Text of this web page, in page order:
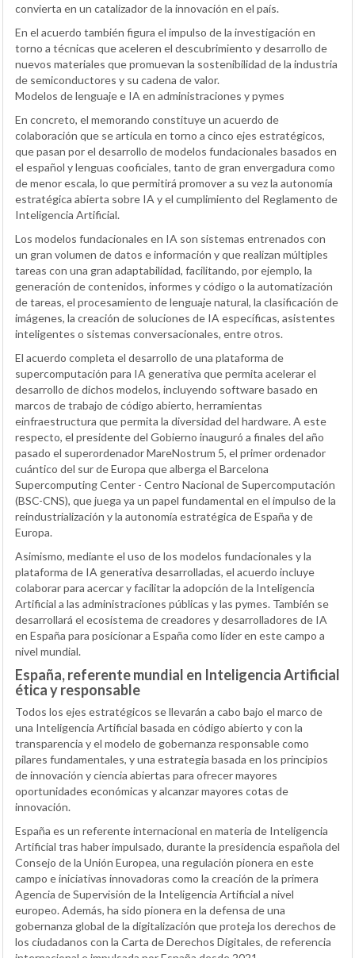
convierta en un catalizador de la innovación en el país.
En el acuerdo también figura el impulso de la investigación en
torno a técnicas que aceleren el descubrimiento y desarrollo de
nuevos materiales que promuevan la sostenibilidad de la industria
de semiconductores y su cadena de valor.
Modelos de lenguaje e IA en administraciones y pymes
En concreto, el memorando constituye un acuerdo de
colaboración que se articula en torno a cinco ejes estratégicos,
que pasan por el desarrollo de modelos fundacionales basados en
el español y lenguas cooficiales, tanto de gran envergadura como
de menor escala, lo que permitirá promover a su vez la autonomía
estratégica abierta sobre IA y el cumplimiento del Reglamento de
Inteligencia Artificial.
Los modelos fundacionales en IA son sistemas entrenados con
un gran volumen de datos e información y que realizan múltiples
tareas con una gran adaptabilidad, facilitando, por ejemplo, la
generación de contenidos, informes y código o la automatización
de tareas, el procesamiento de lenguaje natural, la clasificación de
imágenes, la creación de soluciones de IA específicas, asistentes
inteligentes o sistemas conversacionales, entre otros.
El acuerdo completa el desarrollo de una plataforma de
supercomputación para IA generativa que permita acelerar el
desarrollo de dichos modelos, incluyendo software basado en
marcos de trabajo de código abierto, herramientas
einfraestructura que permita la diversidad del hardware. A este
respecto, el presidente del Gobierno inauguró a finales del año
pasado el superordenador MareNostrum 5, el primer ordenador
cuántico del sur de Europa que alberga el Barcelona
Supercomputing Center - Centro Nacional de Supercomputación
(BSC-CNS), que juega ya un papel fundamental en el impulso de la
reindustrialización y la autonomía estratégica de España y de
Europa.
Asimismo, mediante el uso de los modelos fundacionales y la
plataforma de IA generativa desarrolladas, el acuerdo incluye
colaborar para acercar y facilitar la adopción de la Inteligencia
Artificial a las administraciones públicas y las pymes. También se
desarrollará el ecosistema de creadores y desarrolladores de IA
en España para posicionar a España como líder en este campo a
nivel mundial.
España, referente mundial en Inteligencia Artificial
ética y responsable
Todos los ejes estratégicos se llevarán a cabo bajo el marco de
una Inteligencia Artificial basada en código abierto y con la
transparencia y el modelo de gobernanza responsable como
pilares fundamentales, y una estrategia basada en los principios
de innovación y ciencia abiertas para ofrecer mayores
oportunidades económicas y alcanzar mayores cotas de
innovación.
España es un referente internacional en materia de Inteligencia
Artificial tras haber impulsado, durante la presidencia española del
Consejo de la Unión Europea, una regulación pionera en este
campo e iniciativas innovadoras como la creación de la primera
Agencia de Supervisión de la Inteligencia Artificial a nivel
europeo. Además, ha sido pionera en la defensa de una
gobernanza global de la digitalización que proteja los derechos de
los ciudadanos con la Carta de Derechos Digitales, de referencia